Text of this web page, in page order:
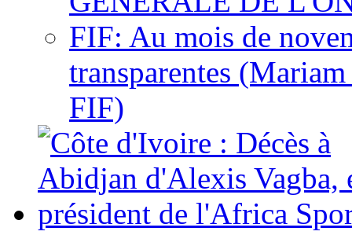
FIF: Au mois de
transparentes
FIF)